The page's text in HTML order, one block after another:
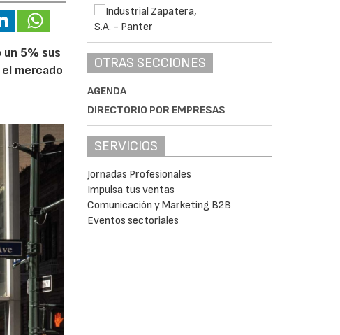
5% sus
mercado
OTRAS SECCIONES
AGENDA
DIRECTORIO POR EMPRESAS
SERVICIOS
Jornadas Profesionales
Impulsa tus ventas
Comunicación y Marketing B2B
Eventos sectoriales